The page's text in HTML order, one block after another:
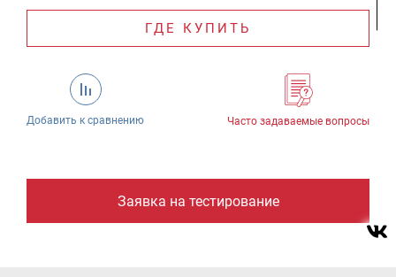
ГДЕ КУПИТЬ
Добавить к сравнению Часто задаваемые вопросы
Заявка на тестирование